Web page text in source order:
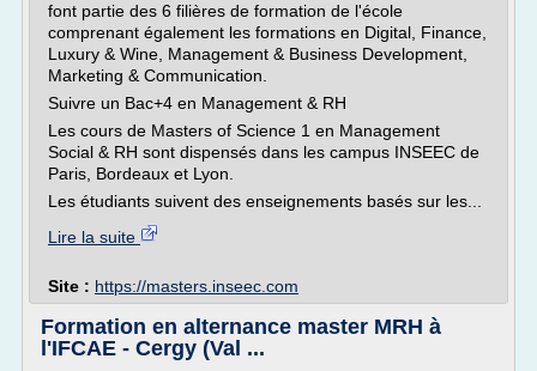
font partie des 6 filières de formation de l'école
comprenant également les formations en Digital, Finance,
Luxury & Wine, Management & Business Development,
Marketing & Communication.
Suivre un Bac+4 en Management & RH
Les cours de Masters of Science 1 en Management
Social & RH sont dispensés dans les campus INSEEC de
Paris, Bordeaux et Lyon.
Les étudiants suivent des enseignements basés sur les...
Lire la suite
Site : https://masters.inseec.com
Formation en alternance master MRH à
l'IFCAE - Cergy (Val ...